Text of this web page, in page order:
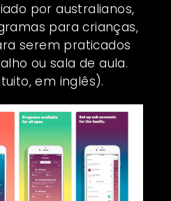
por australianos,
para crianças,
serem praticados
ou sala de aula.
em inglês).